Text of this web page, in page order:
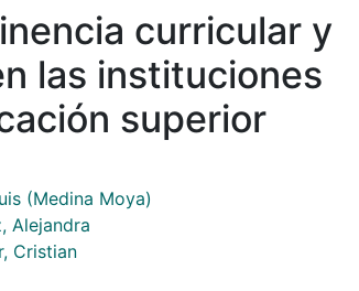
curricular y
las instituciones
superior
(Medina Moya)
Alejandra
Cristian